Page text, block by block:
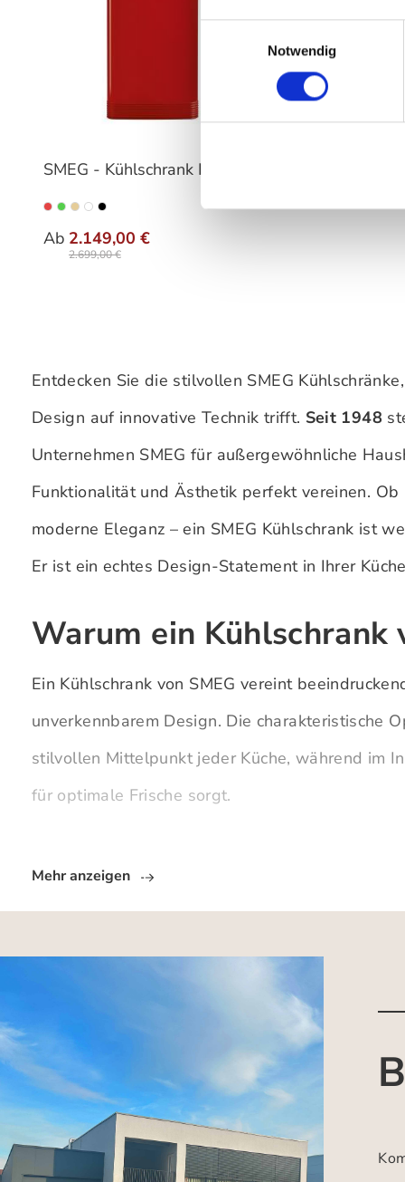
Notwendig
SMEG - Kühlschrank FAB50
Ab 2.149,00 €
2.699,00 €
Entdecken Sie die stilvollen SMEG
Design auf innovative Technik trifft. Seit 1948
Unternehmen SMEG für außergewöhnliche
Funktionalität und Ästhetik perfekt vereinen. Ob
moderne Eleganz – ein SMEG Kühlschrank ist
Er ist ein echtes Design-Statement in Ihrer
Warum ein Kühlschrank
Ein Kühlschrank von SMEG vereint
unverkennbarem Design. Die charakteristische
stilvollen Mittelpunkt jeder Küche, während im
für optimale Frische sorgt.
Mehr anzeigen